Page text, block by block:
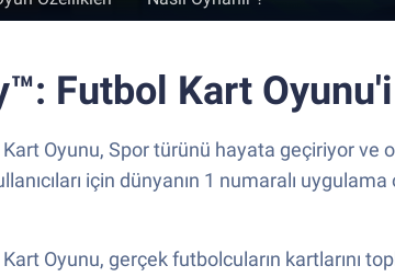
Futbol Kart
Oyunu, Spor türünü hayata geçiriyor
için dünyanın 1 numaralı
Oyunu, gerçek futbolcuların kartlarını